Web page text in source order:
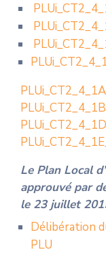
Le Plan Local
approuvé par
le 23 juillet
Délibération
PLU